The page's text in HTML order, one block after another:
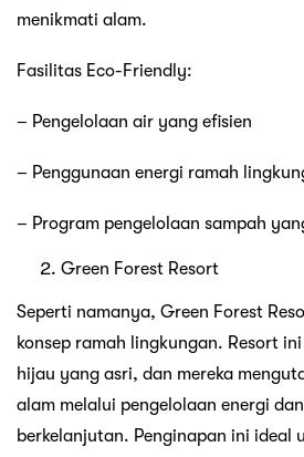
menikmati alam.
Fasilitas Eco-Friendly:
– Pengelolaan air yang efisien
– Penggunaan energi ramah
– Program pengelolaan sampah
Green Forest Resort
Seperti namanya, Green Forest
konsep ramah lingkungan. Resort
hijau yang asri, dan mereka
alam melalui pengelolaan energi
berkelanjutan. Penginapan ini ideal